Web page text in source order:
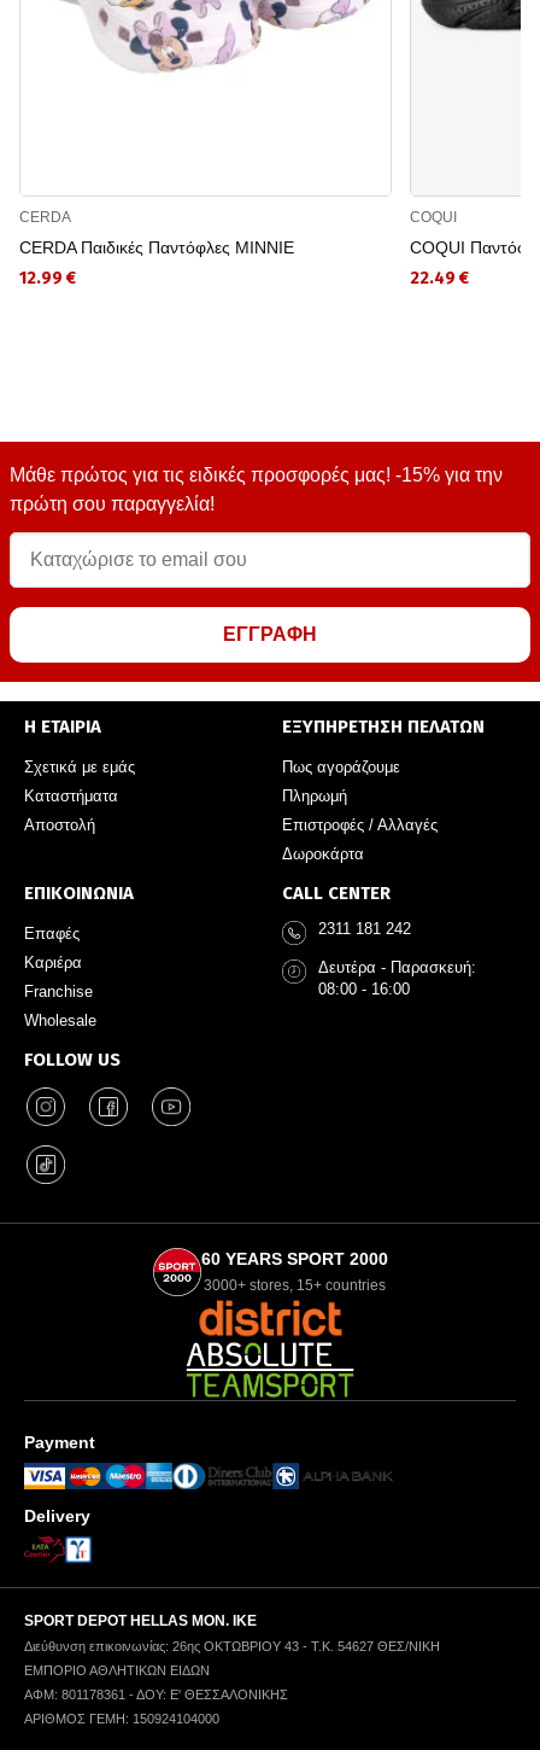
CERDA
CERDA Παιδικές Παντόφλες MINNIE
12.99 €
COQUI
COQUI
22.49 €
Μάθε πρώτος για τις ειδικές προσφορές μας! -15% για την
πρώτη σου παραγγελία!
ΕΓΓΡΑΦΗ
Η ΕΤΑΙΡΙΑ
Σχετικά με εμάς
Καταστήματα
Αποστολή
ΕΞΥΠΗΡΕΤΗΣΗ ΠΕΛΑΤΩΝ
Πως αγοράζουμε
Πληρωμή
Επιστροφές / Αλλαγές
Δωροκάρτα
ΕΠΙΚΟΙΝΩΝΙΑ
Επαφές
Καριέρα
Franchise
Wholesale
FOLLOW US
CALL CENTER
2311 181 242
Δευτέρα - Παρασκευή:
08:00 - 16:00
60 YEARS SPORT 2000
3000+ stores, 15+ countries
Payment
Delivery
SPORT DEPOT HELLAS ΜΟΝ. ΙΚΕ
Διεύθυνση επικοινωνίας: 26ης ΟΚΤΩΒΡΙΟΥ 43 - Τ.Κ. 54627 ΘΕΣ/ΝΙΚΗ
ΕΜΠΟΡΙΟ ΑΘΛΗΤΙΚΩΝ ΕΙΔΩΝ
ΑΦΜ: 801178361 - ΔΟΥ: Ε' ΘΕΣΣΑΛΟΝΙΚΗΣ
ΑΡΙΘΜΟΣ ΓΕΜΗ: 150924104000